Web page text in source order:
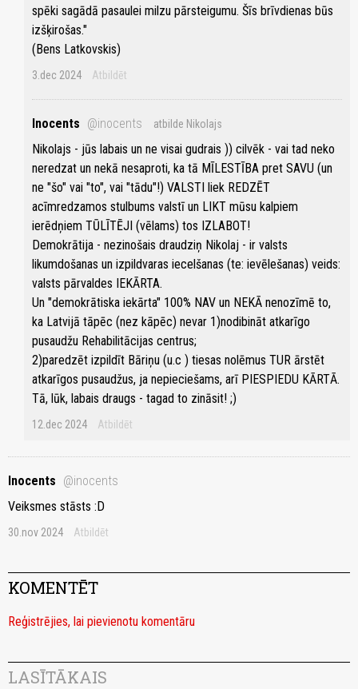
spēki sagādā pasaulei milzu pārsteigumu. Šīs brīvdienas būs
izšķirošas."
(Bens Latkovskis)
3.dec 2024 Atbildēt
Inocents @inocents atbilde Nikolajs
Nikolajs - jūs labais un ne visai gudrais )) cilvēk - vai tad neko
neredzat un nekā nesaproti, ka tā MĪLESTĪBA pret SAVU (un
ne "šo" vai "to", vai "tādu"!) VALSTI liek REDZĒT
acīmredzamos stulbums valstī un LIKT mūsu kalpiem
ierēdņiem TŪLĪTĒJI (vēlams) tos IZLABOT!
Demokrātija - nezinošais draudziņ Nikolaj - ir valsts
likumdošanas un izpildvaras iecelšanas (te: ievēlešanas) veids:
valsts pārvaldes IEKĀRTA.
Un "demokrātiska iekārta" 100% NAV un NEKĀ nenozīmē to,
ka Latvijā tāpēc (nez kāpēc) nevar 1)nodibināt atkarīgo
pusaudžu Rehabilitācijas centrus;
2)paredzēt izpildīt Bāriņu (u.c ) tiesas nolēmus TUR ārstēt
atkarīgos pusaudžus, ja nepieciešams, arī PIESPIEDU KĀRTĀ.
Tā, lūk, labais draugs - tagad to zināsit! ;)
12.dec 2024 Atbildēt
Inocents @inocents
Veiksmes stāsts :D
30.nov 2024 Atbildēt
KOMENTĒT
Reģistrējies, lai pievienotu komentāru
LASĪTĀKAIS